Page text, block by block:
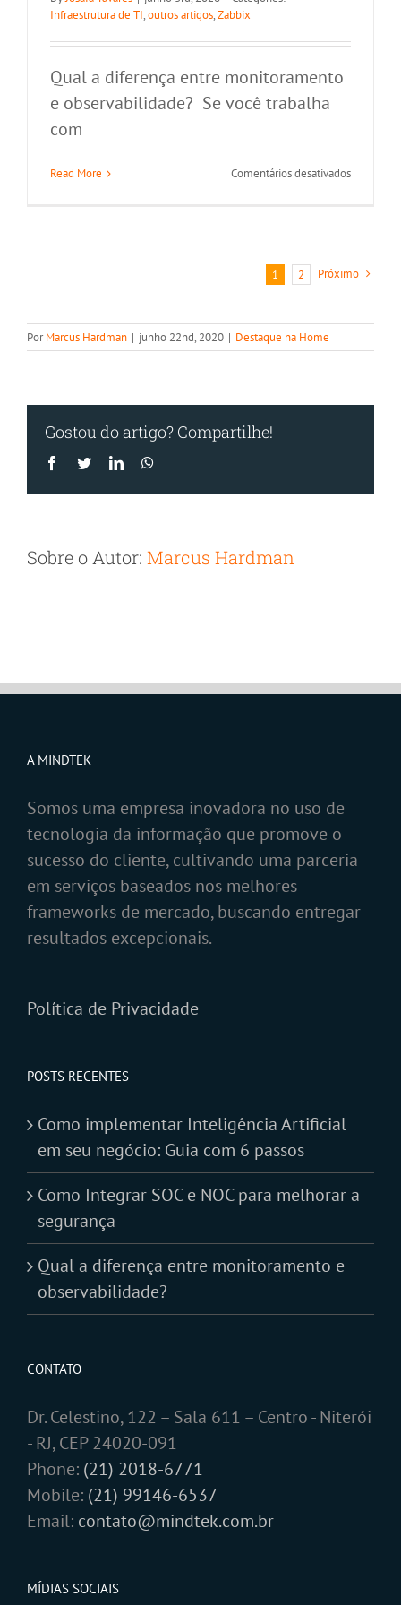
Infraestrutura de TI,outros artigos,Zabbix
Qual a diferença entre monitoramento
e observabilidade? Se você trabalha
com
Read More Comentários desativadosem
e
1 2 Próximo
PorMarcus Hardman | junho 22nd, 2020 | Destaque na Home
Gostou do artigo? Compartilhe!
Facebook
TwitterLinkedIn
Sobre o Autor: Marcus Hardman
A MINDTEK
Somos uma empresa inovadora no uso de
tecnologia da informação que promove o
sucesso do cliente, cultivando uma parceria
em serviços baseados nos melhores
frameworks de mercado, buscando entregar
resultados excepcionais.
Política de Privacidade
POSTS RECENTES
Como implementar Inteligência Artificial
em seu negócio: Guia com 6 passos
Como Integrar SOC e NOC para melhorar a
segurança
Qual a diferença entre monitoramento e
observabilidade?
CONTATO
Dr. Celestino, 122 – Sala 611 – Centro - Niterói
- RJ, CEP 24020-091
Phone: (21) 2018-6771
Mobile: (21) 99146-6537
Email: contato@mindtek.com.br
MÍDIAS SOCIAIS